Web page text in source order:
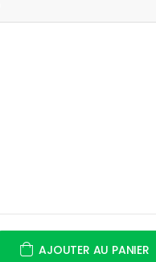
AJOUTER AU PANIER